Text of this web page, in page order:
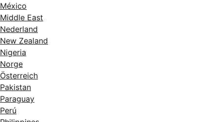
México
Middle East
Nederland
New Zealand
Nigeria
Norge
Österreich
Pakistan
Paraguay
Perú